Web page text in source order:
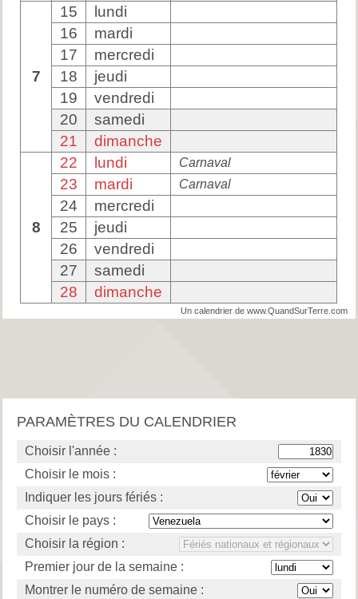
7
15
lundi
16
mardi
17
mercredi
18
jeudi
19
vendredi
20
samedi
21
dimanche
8
22 lundi Carnaval
23 mardi Carnaval
24
mercredi
25
jeudi
26
vendredi
27
samedi
28
dimanche
Un calendrier de www.QuandSurTerre.com
PARAMÈTRES DU CALENDRIER
Choisir l'année :
Choisir le mois :
Indiquer les jours fériés :
Choisir le pays :
Choisir la région :
Premier jour de la semaine :
Montrer le numéro de semaine :